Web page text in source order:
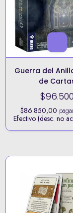
Guerra del
de
$96.500
$86.850,00
Efectivo (desc. no